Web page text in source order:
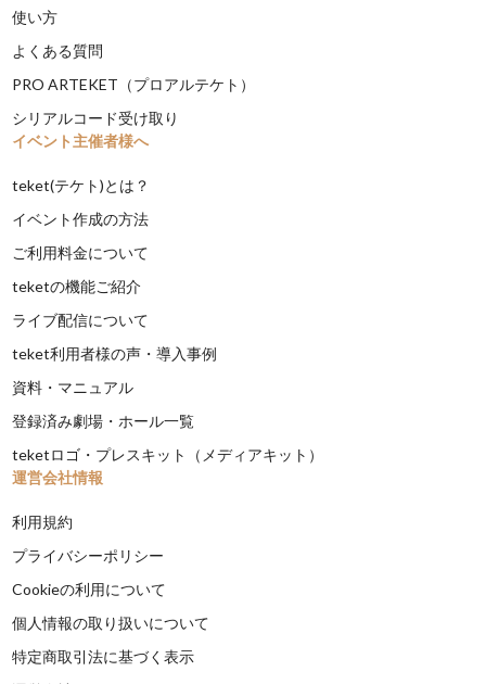
使い方
よくある質問
PRO ARTEKET（プロアルテケト）
シリアルコード受け取り
イベント主催者様へ
teket(テケト)とは？
イベント作成の方法
ご利用料金について
teketの機能ご紹介
ライブ配信について
teket利用者様の声・導入事例
資料・マニュアル
登録済み劇場・ホール一覧
teketロゴ・プレスキット（メディアキット）
運営会社情報
利用規約
プライバシーポリシー
Cookieの利用について
個人情報の取り扱いについて
特定商取引法に基づく表示